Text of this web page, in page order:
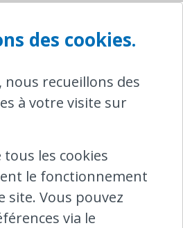
une zone.
et vous êtes
son chargement, de
de son
Vous restez
de votre propre vélo
et tout au long du
des cookies.
nous recueillons des
à votre visite sur
les cookies
le fonctionnement
site. Vous pouvez
via le